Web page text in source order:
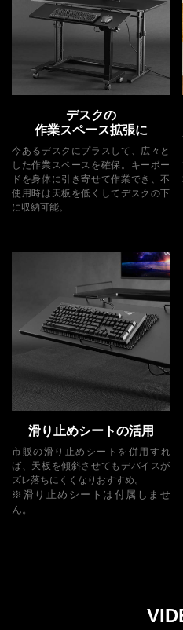
デスクの
作業スペース拡張に
今あるデスクにプラスして、広々と
した作業スペースを確保。キーボー
ドを身体に引き寄せて作業でき、不
使用時は天板を低くしてデスクの下
に収納可能。
滑り止めシートの活用
市販の滑り止めシートを併用すれ
ば、天板を傾斜させてもデバイスが
ズレ落ちにくくなりおすすめ。
※滑り止めシートは付属しませ
ん。